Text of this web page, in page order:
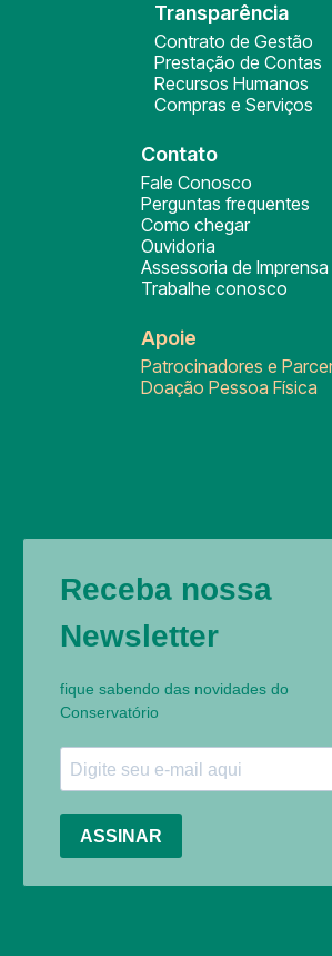
Transparência
Contrato de Gestão
Prestação de Contas
Recursos Humanos
Compras e Serviços
Contato
Fale Conosco
Perguntas frequentes
Como chegar
Ouvidoria
Assessoria de Imprensa
Trabalhe conosco
Apoie
Patrocinadores e
Doação Pessoa Física